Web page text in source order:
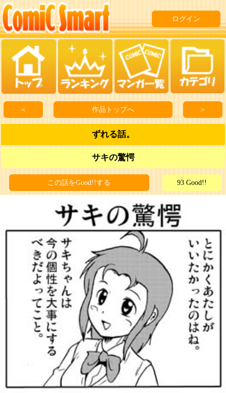
ログイン
＜ 作品トップへ ＞
ずれる話。
サキの驚愕
この話をGood!!する 93 Good!!